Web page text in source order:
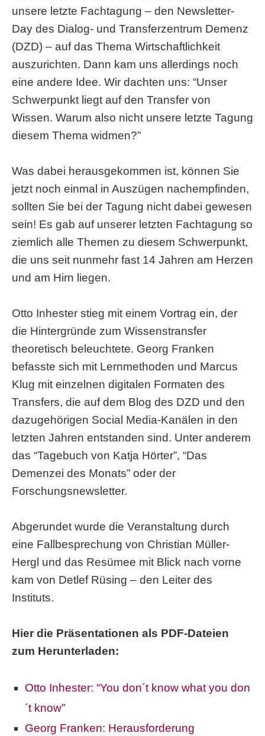
unsere letzte Fachtagung – den Newsletter-
Day des Dialog- und Transferzentrum Demenz
(DZD) – auf das Thema Wirtschaftlichkeit
auszurichten. Dann kam uns allerdings noch
eine andere Idee. Wir dachten uns: “Unser
Schwerpunkt liegt auf den Transfer von
Wissen. Warum also nicht unsere letzte Tagung
diesem Thema widmen?”
Was dabei herausgekommen ist, können Sie
jetzt noch einmal in Auszügen nachempfinden,
sollten Sie bei der Tagung nicht dabei gewesen
sein! Es gab auf unserer letzten Fachtagung so
ziemlich alle Themen zu diesem Schwerpunkt,
die uns seit nunmehr fast 14 Jahren am Herzen
und am Hirn liegen.
Otto Inhester stieg mit einem Vortrag ein, der
die Hintergründe zum Wissenstransfer
theoretisch beleuchtete. Georg Franken
befasste sich mit Lernmethoden und Marcus
Klug mit einzelnen digitalen Formaten des
Transfers, die auf dem Blog des DZD und den
dazugehörigen Social Media-Kanälen in den
letzten Jahren entstanden sind. Unter anderem
das “Tagebuch von Katja Hörter”, “Das
Demenzei des Monats” oder der
Forschungsnewsletter.
Abgerundet wurde die Veranstaltung durch
eine Fallbesprechung von Christian Müller-
Hergl und das Resümee mit Blick nach vorne
kam von Detlef Rüsing – den Leiter des
Instituts.
Hier die Präsentationen als PDF-Dateien
zum Herunterladen:
Otto Inhester: “You don´t know what you don
´t know”
Georg Franken: Herausforderung